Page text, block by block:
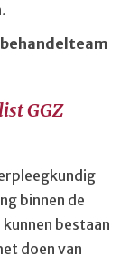
GGZ
binnen de
bestaan
doen van